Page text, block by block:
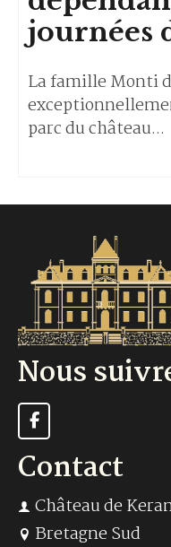
journées
La famille Monti
parc du château...
Nous
Contact
Château de
Bretagne Sud